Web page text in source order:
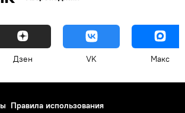
Дзен VK Макс
Правила использования